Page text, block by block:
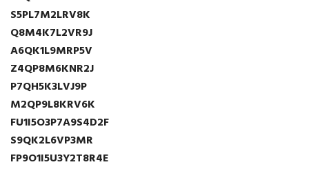
S5PL7M2LRV8K
Q8M4K7L2VR9J
A6QK1L9MRP5V
Z4QP8M6KNR2J
P7QH5K3LVJ9P
M2QP9L8KRV6K
FU1I5O3P7A9S4D2F
S9QK2L6VP3MR
FP9O1I5U3Y2T8R4E